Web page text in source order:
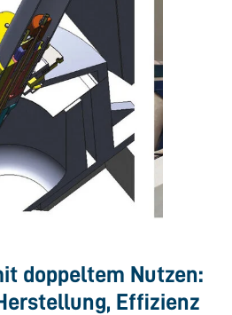
doppeltem Nutzen:
Effizienz